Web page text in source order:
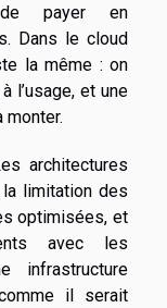
de payer en
Dans le cloud
la même : on
l’usage, et une
monter.
architectures
limitation des
optimisées, et
avec les
infrastructure
il serait